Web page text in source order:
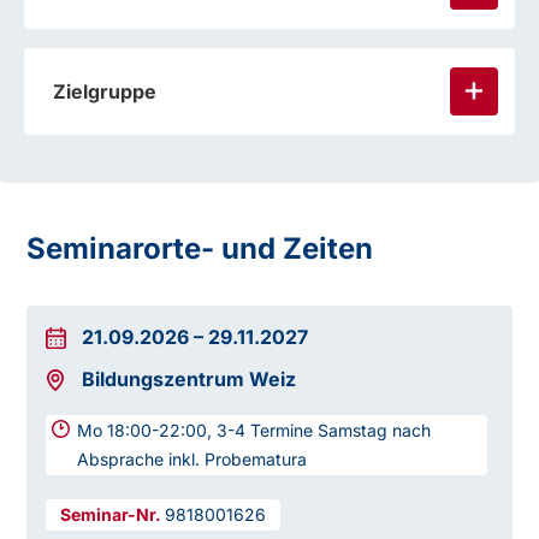
Zielgruppe
Seminarorte- und Zeiten
21.09.2026 – 29.11.2027
Bildungszentrum Weiz
Mo 18:00-22:00, 3-4 Termine Samstag nach
Absprache inkl. Probematura
9818001626